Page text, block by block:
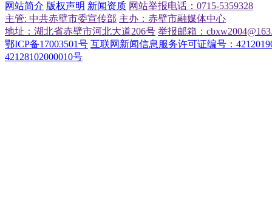
网站简介 版权声明 新闻资质 网站举报电话：0715-5359328
主管: 中共赤壁市委宣传部 主办：赤壁市融媒体中心
地址：湖北省赤壁市河北大道206号 举报邮箱：
鄂ICP备17003501号 互联网新闻信息服务许可证编号：
42128102000010号